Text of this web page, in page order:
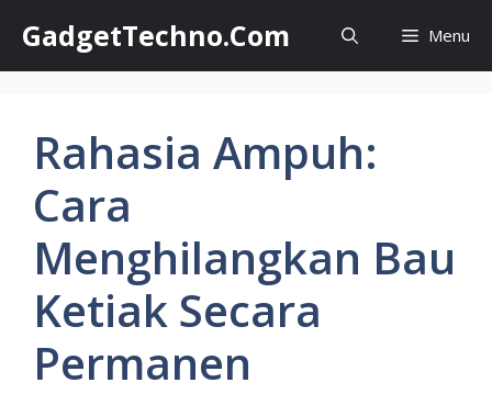
content
GadgetTechno.Com Menu
Rahasia Ampuh:
Cara
Menghilangkan Bau
Ketiak Secara
Permanen